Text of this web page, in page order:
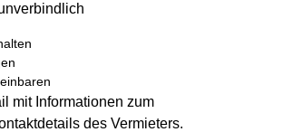
mit Informationen zum
des Vermieters.